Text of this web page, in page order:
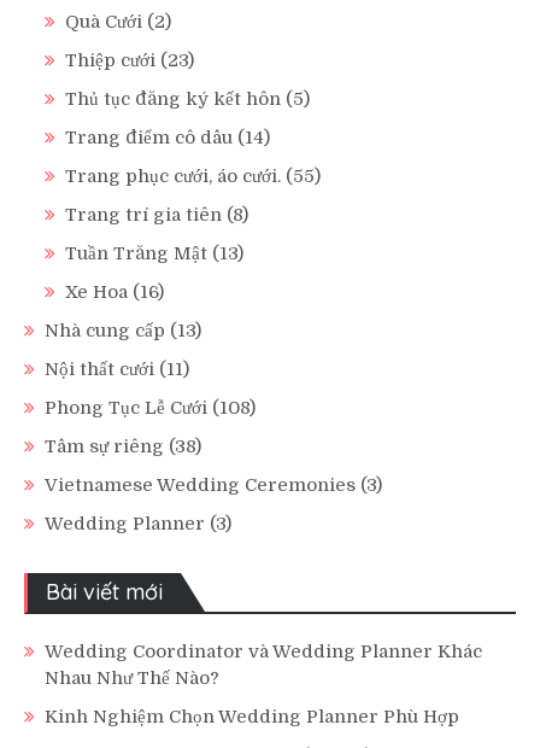
Quà Cưới (2)
Thiệp cưới (23)
Thủ tục đăng ký kết hôn (5)
Trang điểm cô dâu (14)
Trang phục cưới, áo cưới. (55)
Trang trí gia tiên (8)
Tuần Trăng Mật (13)
Xe Hoa (16)
Nhà cung cấp (13)
Nội thất cưới (11)
Phong Tục Lễ Cưới (108)
Tâm sự riêng (38)
Vietnamese Wedding Ceremonies (3)
Wedding Planner (3)
Bài viết mới
Wedding Coordinator và Wedding Planner Khác
Nhau Như Thế Nào?
Kinh Nghiệm Chọn Wedding Planner Phù Hợp